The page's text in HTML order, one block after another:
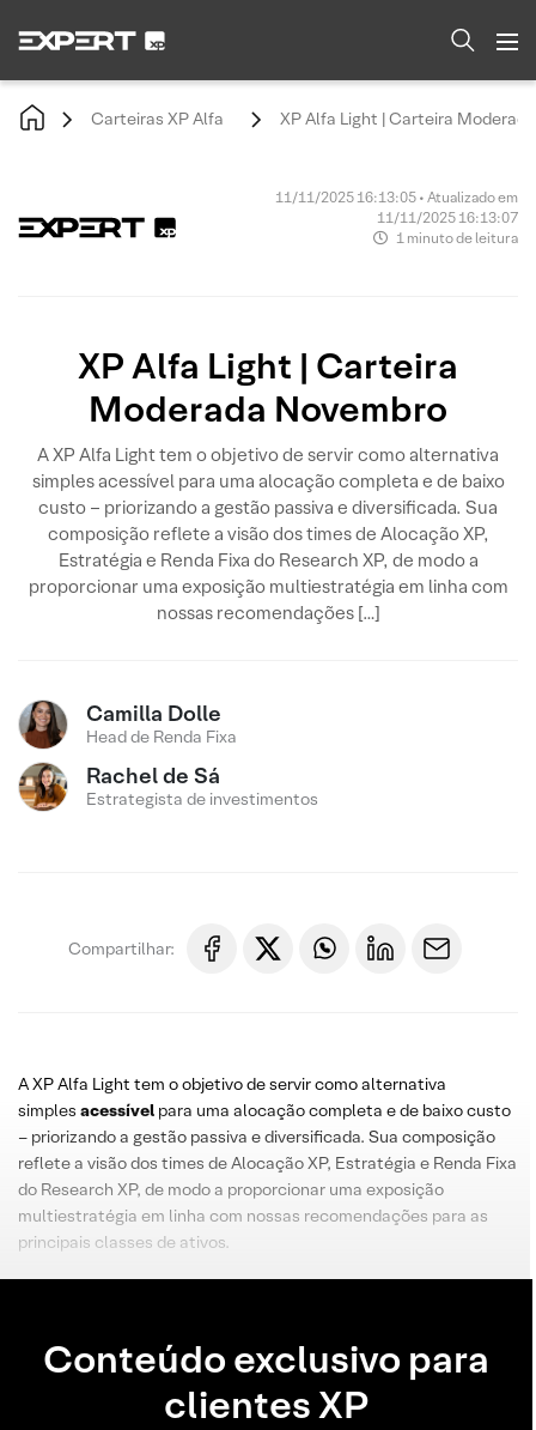
Carteiras XP Alfa XP Alfa Light | Carteira
11/11/2025 16:13:05 • Atualizado em
11/11/2025 16:13:07
1 minuto de leitura
XP Alfa Light | Carteira
Moderada Novembro
A XP Alfa Light tem o objetivo de servir como alternativa
simples acessível para uma alocação completa e de baixo
custo – priorizando a gestão passiva e diversificada. Sua
composição reflete a visão dos times de Alocação XP,
Estratégia e Renda Fixa do Research XP, de modo a
proporcionar uma exposição multiestratégia em linha com
nossas recomendações […]
Camilla Dolle
Head de Renda Fixa
Rachel de Sá
Estrategista de investimentos
Compartilhar:
A XP Alfa Light tem o objetivo de servir como alternativa
simples acessível para uma alocação completa e de baixo custo
– priorizando a gestão passiva e diversificada. Sua composição
reflete a visão dos times de Alocação XP, Estratégia e Renda Fixa
do Research XP, de modo a proporcionar uma exposição
multiestratégia em linha com nossas recomendações para as
principais classes de ativos.
Conteúdo exclusivo para
clientes XP